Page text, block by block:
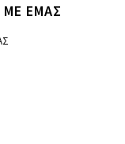
ΜΕ ΕΜΑΣ